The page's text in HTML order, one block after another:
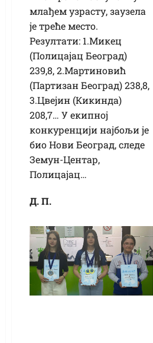
млађем узрасту, заузела
је треће место.
Резултати: 1.Микец
(Полицајац Београд)
239,8, 2.Мартиновић
(Партизан Београд) 238,8,
3.Цвејин (Кикинда)
208,7… У екипној
конкуренцији најбољи је
био Нови Београд, следе
Земун-Центар,
Полицајац…
Д. П.